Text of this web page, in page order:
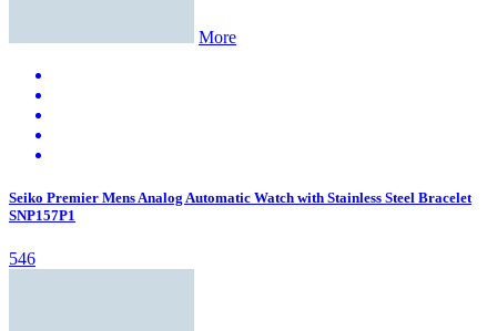
More
Seiko Premier Mens Analog Automatic Watch with Stainless Steel Bracelet
SNP157P1
546